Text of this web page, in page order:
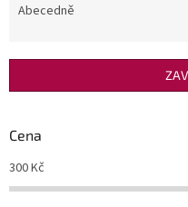
r
d
k
t
Abecedně
Cena
300Kč